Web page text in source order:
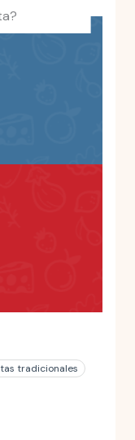
tradicionales